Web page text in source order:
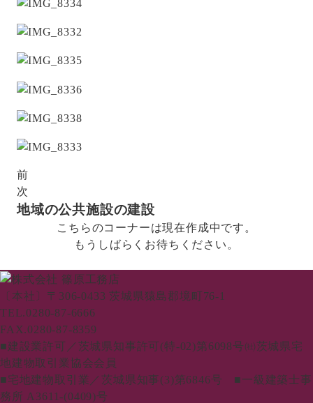
前
次
地域の公共施設の建設
こちらのコーナーは現在作成中です。
もうしばらくお待ちください。
〔本社〕〒306-0433 茨城県猿島郡境町76-1
TEL.0280-87-6666
FAX.0280-87-8359
■建設業許可／茨城県知事許可(特-02)第6098号㈳茨城県宅
地建物取引業協会会員
■宅地建物取引業／茨城県知事(3)第6846号 ■一級建築士事
務所 A3611-(0409)号